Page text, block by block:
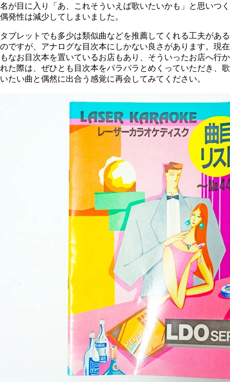
名が目に入り「あ、これそういえば歌いたいかも」と思いつく
偶発性は減少してしまいました。
タブレットでも多少は類似曲などを推薦してくれる工夫がある
のですが、アナログな目次本にしかない良さがあります。現在
もなお目次本を置いているお店もあり、そういったお店へ行か
れた際は、ぜひとも目次本をパラパラとめくっていただき、歌
いたい曲と偶然に出合う感覚に再会してみてください。